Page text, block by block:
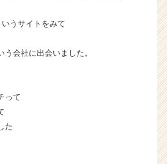
うサイトをみて
会社に出会いました。
って
た